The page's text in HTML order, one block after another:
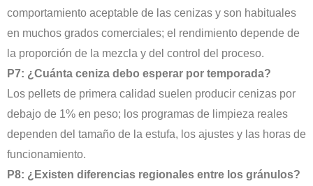
comportamiento aceptable de las cenizas y son habituales
en muchos grados comerciales; el rendimiento depende de
la proporción de la mezcla y del control del proceso.
P7: ¿Cuánta ceniza debo esperar por temporada?
Los pellets de primera calidad suelen producir cenizas por
debajo de 1% en peso; los programas de limpieza reales
dependen del tamaño de la estufa, los ajustes y las horas de
funcionamiento.
P8: ¿Existen diferencias regionales entre los gránulos?